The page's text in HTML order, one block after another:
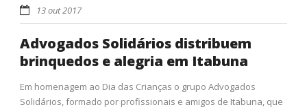
13 out 2017
Advogados Solidários distribuem
brinquedos e alegria em Itabuna
Em homenagem ao Dia das Crianças o grupo Advogados
Solidários, formado por profissionais e amigos de Itabuna, que